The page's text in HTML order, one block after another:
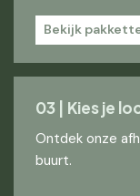
Bekijk
03 | Kies je
Ontdek onze
buurt.